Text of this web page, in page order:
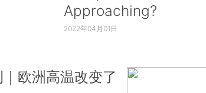
Approaching?
2022年04月01日
欧洲高温改变了